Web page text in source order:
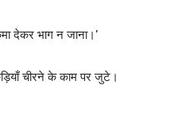
देकर भाग न जाना।’
चीरने के काम पर जुटे।